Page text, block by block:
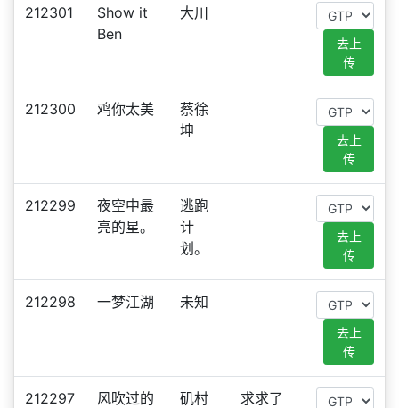
212301
Show it
Ben
大川
去上
传
212300 鸡你太美
蔡徐
坤
去上
传
212299
夜空中最
亮的星。
逃跑
计
划。
去上
传
212298 一梦江湖 未知
去上
传
212297
风吹过的
矶村
求求了